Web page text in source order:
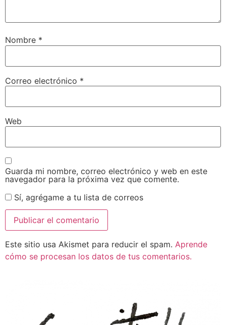
Nombre *
Correo electrónico *
Web
Guarda mi nombre, correo electrónico y web en este
navegador para la próxima vez que comente.
Sí, agrégame a tu lista de correos
Este sitio usa Akismet para reducir el spam. Aprende
cómo se procesan los datos de tus comentarios.